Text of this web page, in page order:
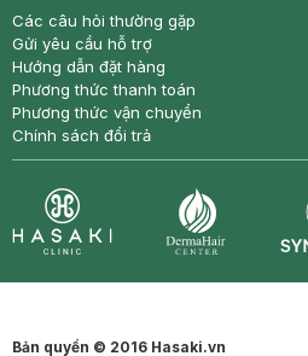
Các câu hỏi thường gặp
Gửi yêu cầu hỗ trợ
Hướng dẫn đặt hàng
Phương thức thanh toán
Phương thức vận chuyển
Chính sách đổi trả
Bản quyền © 2016 Hasaki.vn